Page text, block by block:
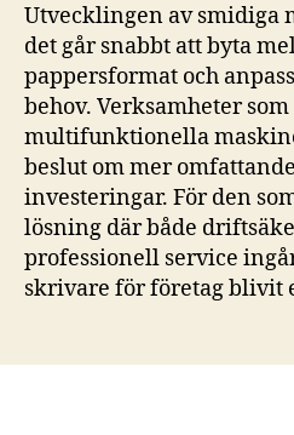
Utvecklingen av smidiga
det går snabbt att byta
pappersformat och
behov. Verksamheter
multifunktionella
beslut om mer
investeringar. För den
lösning där både
professionell service
skrivare för företag blivit